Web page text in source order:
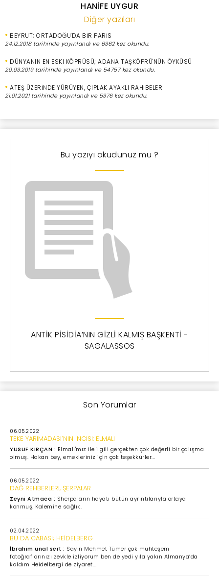
HANİFE UYGUR
Diğer yazıları
• BEYRUT; ORTADOĞU'DA BİR PARİS
24.12.2018 tarihinde yayınlandı ve 6362 kez okundu.
• DÜNYANIN EN ESKI KÖPRÜSÜ; ADANA TAŞKÖPRÜ'NÜN ÖYKÜSÜ
20.03.2019 tarihinde yayınlandı ve 54757 kez okundu.
• ATEŞ ÜZERİNDE YÜRÜYEN, ÇIPLAK AYAKLI RAHİBELER
21.01.2021 tarihinde yayınlandı ve 5376 kez okundu.
Bu yazıyı okudunuz mu ?
ANTİK PİSİDİA’NIN GİZLİ KALMIŞ BAŞKENTİ -
SAGALASSOS
Son Yorumlar
06.05.2022
TEKE YARIMADASI’NIN İNCISI: ELMALI
YUSUF KIRÇAN : Elmalı'mız ile ilgili gerçekten çok değerli bir çalışma
olmuş. Hakan bey, emekleriniz için çok teşekkürler...
06.05.2022
DAĞ REHBERLERI, ŞERPALAR
Zeyni Atmaca : Sherpaların hayatı bütün ayrıntılarıyla ortaya
konmuş. Kalemine sağlık.
02.04.2022
BU DA CABASI; HEİDELBERG
İbrahim ünal sert : Sayın Mehmet Tümer çok muhteşem
fotoğraflarınızı zevkle izliyorum ben de yedi yıla yakın Almanya’da
kaldım Heidelbergi de ziyaret...